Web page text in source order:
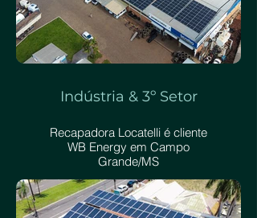
Indústria & 3º Setor
Recapadora Locatelli é cliente
WB Energy em Campo
Grande/MS